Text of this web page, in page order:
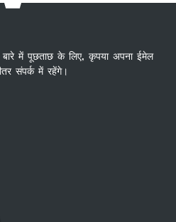
में पूछताछ के लिए, कृपया अपना ईमेल
संपर्क में रहेंगे।